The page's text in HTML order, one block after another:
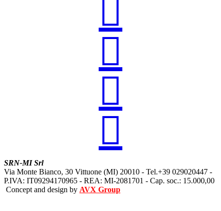




SRN-MI Srl
Via Monte Bianco, 30 Vittuone (MI) 20010 - Tel.+39 029020447 -
P.IVA: IT09294170965 - REA: MI-2081701 - Cap. soc.: 15.000,00
Concept and design by AVX Group